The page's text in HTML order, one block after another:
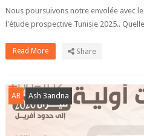
Nous poursuivons notre envolée avec
l'étude prospective Tunisie 2025..
Read More Share
AR Ash 3andna